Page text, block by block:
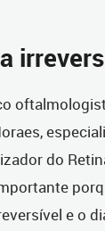
do
e o